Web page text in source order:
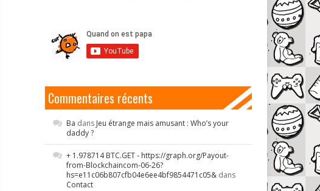
Commentaires récents
Ba dans Jeu étrange mais amusant : Who’s your
daddy ?
+ 1.978714 BTC.GET - https://graph.org/Payout-
from-Blockchaincom-06-26?
hs=e11c06b807cfb04e6ee4bf9854471c05& dans
Contact